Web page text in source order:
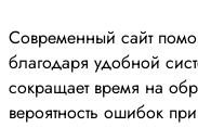
Современный сайт
благодаря удобной
сокращает время на
вероятность ошибок